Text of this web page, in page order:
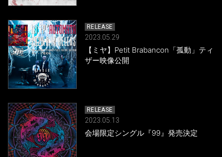
RELEASE
2023.05.29
【ミヤ】Petit Brabancon「孤動」ティ
ザー映像公開
RELEASE
2023.05.13
会場限定シングル『99』発売決定